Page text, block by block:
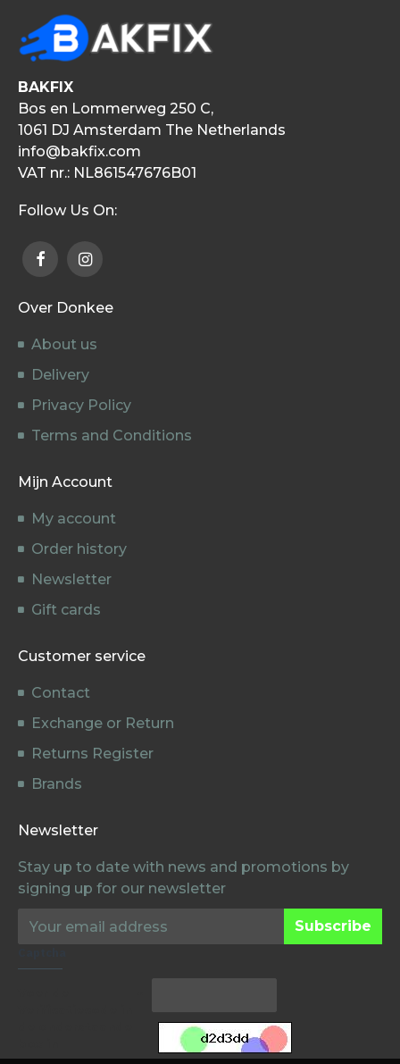
BAKFIX
Bos en Lommerweg 250 C,
1061 DJ Amsterdam The Netherlands
info@bakfix.com
VAT nr.: NL861547676B01
Follow Us On:
Over Donkee
About us
Delivery
Privacy Policy
Terms and Conditions
Mijn Account
My account
Order history
Newsletter
Gift cards
Customer service
Contact
Exchange or Return
Returns Register
Brands
Newsletter
Stay up to date with news and promotions by
signing up for our newsletter
Subscribe